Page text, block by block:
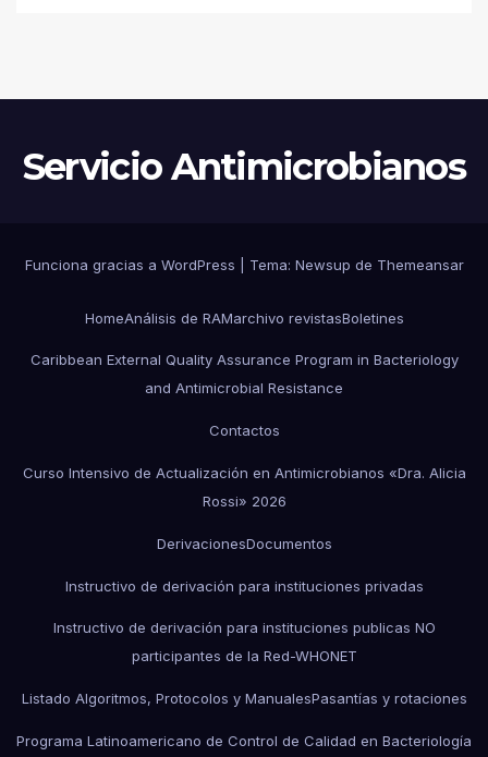
ARGENTINA
Servicio Antimicrobianos
Funciona gracias a WordPress Tema: Newsup de Themeansar
HomeAnálisis de RAMarchivo revistasBoletines
Caribbean External Quality Assurance Program in Bacteriology
and Antimicrobial Resistance
Contactos
Curso Intensivo de Actualización en Antimicrobianos «Dra. Alicia
Rossi» 2026
DerivacionesDocumentos
Instructivo de derivación para instituciones privadas
Instructivo de derivación para instituciones publicas NO
participantes de la Red-WHONET
Listado Algoritmos, Protocolos y ManualesPasantías y rotaciones
Programa Latinoamericano de Control de Calidad en Bacteriología